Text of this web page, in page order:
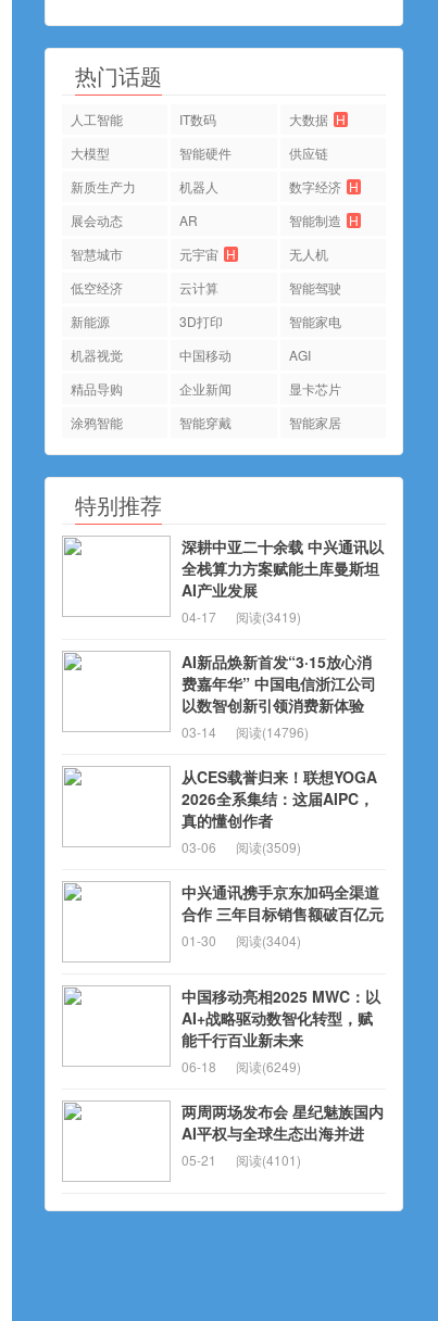
热门话题
人工智能 IT数码 大数据 H
大模型
智能硬件
供应链
新质生产力
机器人 数字经济 H
展会动态
AR 智能制造 H
智慧城市
元宇宙 H
无人机
低空经济
云计算
智能驾驶
新能源
3D打印
智能家电
机器视觉
中国移动
AGI
精品导购
企业新闻
显卡芯片
涂鸦智能
智能穿戴 智能家居
特别推荐
深耕中亚二十余载 中兴通讯以
全栈算力方案赋能土库曼斯坦
AI产业发展
04-17 阅读(3419)
AI新品焕新首发“3·15放心消
费嘉年华” 中国电信浙江公司
以数智创新引领消费新体验
03-14 阅读(14796)
从CES载誉归来！联想YOGA
2026全系集结：这届AIPC，
真的懂创作者
03-06 阅读(3509)
中兴通讯携手京东加码全渠道
合作 三年目标销售额破百亿元
01-30 阅读(3404)
中国移动亮相2025 MWC：以
AI+战略驱动数智化转型，赋
能千行百业新未来
06-18 阅读(6249)
两周两场发布会 星纪魅族国内
AI平权与全球生态出海并进
05-21 阅读(4101)